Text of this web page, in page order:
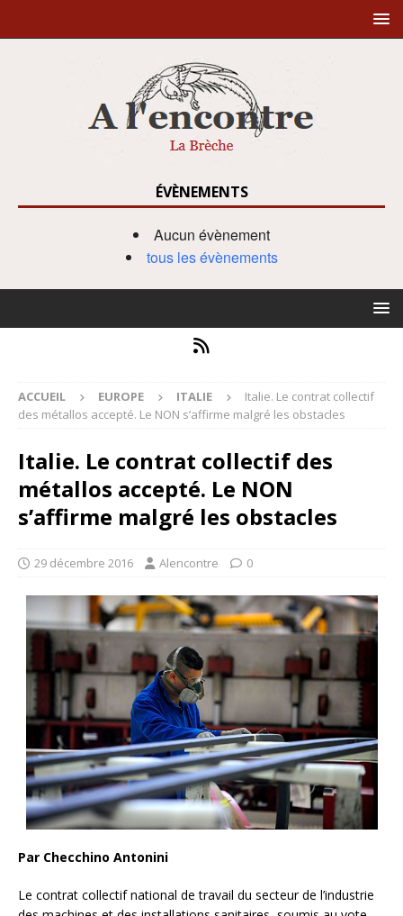
ÉVÈNEMENTS
Aucun évènement
tous les évènements
ACCUEIL EUROPE ITALIE
Italie. Le contrat collectif
des métallos accepté. Le NON s’affirme malgré les obstacles
Italie. Le contrat collectif des
métallos accepté. Le NON
s’affirme malgré les obstacles
29 décembre 2016 Alencontre 0
Par Checchino Antonini
Le contrat collectif national de travail du secteur de l’industrie